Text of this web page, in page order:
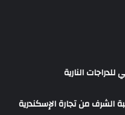
للدراجات النارية
الشرف من تجارة الإسكندرية